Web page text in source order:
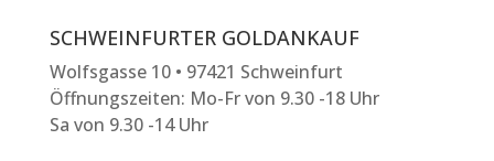
SCHWEINFURTER GOLDANKAUF
Wolfsgasse 10 • 97421 Schweinfurt
Öffnungszeiten: Mo-Fr von 9.30 -18 Uhr
Sa von 9.30 -14 Uhr